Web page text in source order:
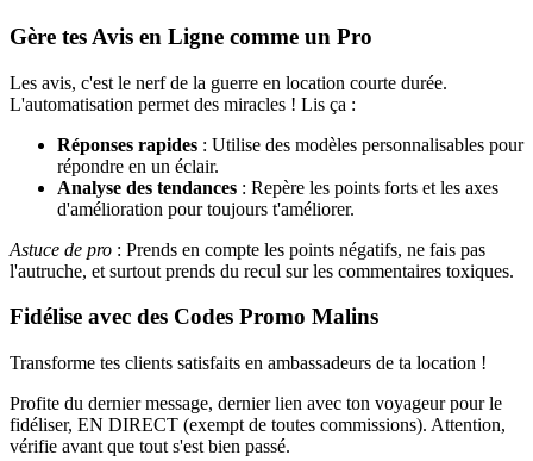
Gère tes Avis en Ligne comme un Pro
Les avis, c'est le nerf de la guerre en location courte durée.
L'automatisation permet des miracles ! Lis ça :
Réponses rapides : Utilise des modèles personnalisables pour
répondre en un éclair.
Analyse des tendances : Repère les points forts et les axes
d'amélioration pour toujours t'améliorer.
Astuce de pro : Prends en compte les points négatifs, ne fais pas
l'autruche, et surtout prends du recul sur les commentaires toxiques.
Fidélise avec des Codes Promo Malins
Transforme tes clients satisfaits en ambassadeurs de ta location !
Profite du dernier message, dernier lien avec ton voyageur pour le
fidéliser, EN DIRECT (exempt de toutes commissions). Attention,
vérifie avant que tout s'est bien passé.